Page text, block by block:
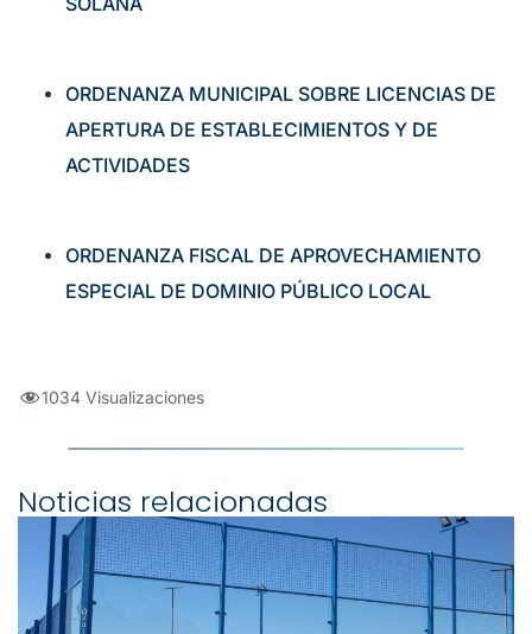
ORDENANZA MUNICIPAL SOBRE LICENCIAS DE
APERTURA DE ESTABLECIMIENTOS Y DE
ACTIVIDADES
ORDENANZA FISCAL DE APROVECHAMIENTO
ESPECIAL DE DOMINIO PÚBLICO LOCAL
1034 Visualizaciones
Noticias relacionadas